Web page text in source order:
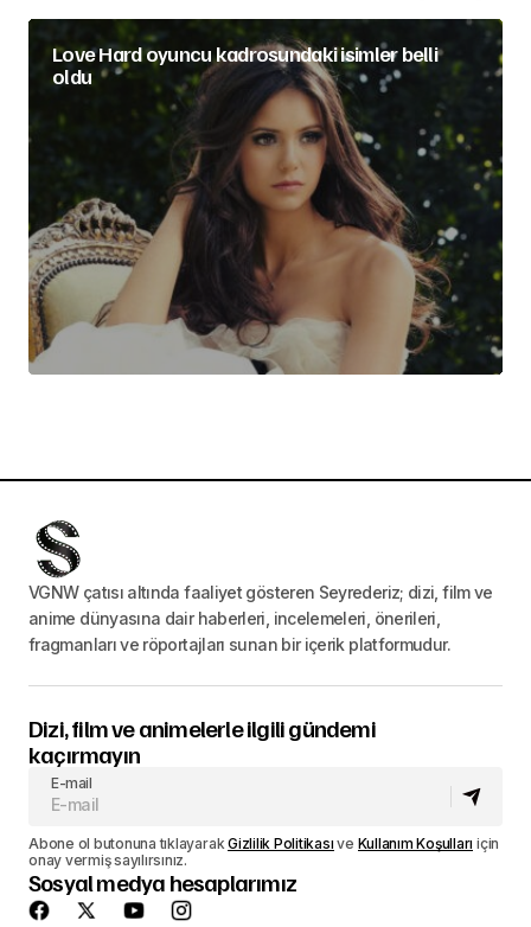
Love Hard oyuncu kadrosundaki isimler belli
oldu
VGNW çatısı altında faaliyet gösteren Seyrederiz; dizi, film ve
anime dünyasına dair haberleri, incelemeleri, önerileri,
fragmanları ve röportajları sunan bir içerik platformudur.
Dizi, film ve animelerle ilgili gündemi
kaçırmayın
E-mail
Abone ol butonuna tıklayarakGizlilik Politikası ve Kullanım Koşulları için
onay vermiş sayılırsınız.
Sosyal medya hesaplarımız